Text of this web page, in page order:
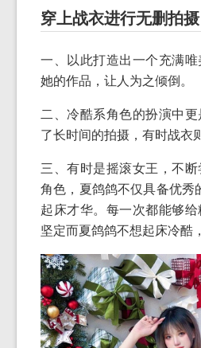
穿上战衣进行无删拍摄
一、以此打造出一个充满
她的作品，让人为之倾倒。
二、冷酷系角色的扮演中
了长时间的拍摄，有时战衣
三、有时是摇滚女王，不
角色，夏鸽鸽不仅具备优秀
起床才华。每一次都能够
坚定而夏鸽鸽不想起床冷酷